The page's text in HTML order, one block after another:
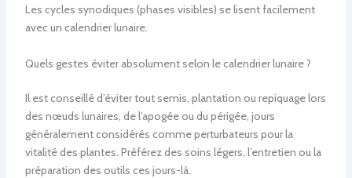
Les cycles synodiques (phases visibles) se lisent facilement
avec un calendrier lunaire.
Quels gestes éviter absolument selon le calendrier lunaire ?
Il est conseillé d’éviter tout semis, plantation ou repiquage lors
des nœuds lunaires, de l’apogée ou du périgée, jours
généralement considérés comme perturbateurs pour la
vitalité des plantes. Préférez des soins légers, l’entretien ou la
préparation des outils ces jours-là.